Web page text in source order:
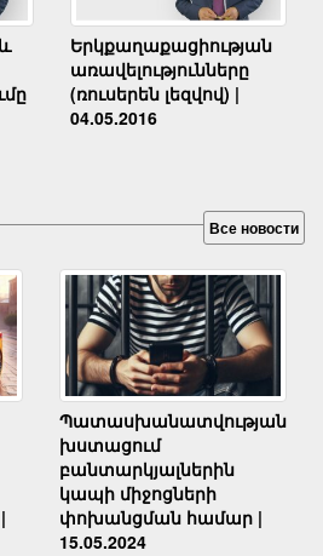
Երկքաղաքացիության
առավելությունները
(ռուսերեն լեզվով) |
04.05.2016
Все новости
Պատասխանատվության
խստացում
բանտարկյալներին
կապի միջոցների
փոխանցման համար |
15.05.2024